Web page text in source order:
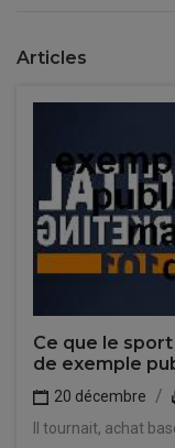
Articles
Ce que le
de exemple
20 décembre
Il tournait, achat